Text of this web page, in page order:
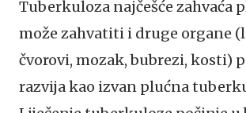
Tuberkuloza najčešće zahvaća
može zahvatiti i druge organe
čvorovi, mozak, bubrezi, kosti)
razvija kao izvan plućna